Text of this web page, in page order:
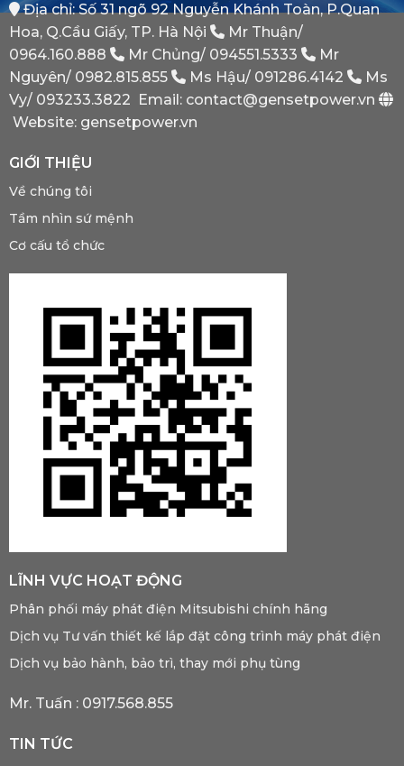
Phát
Dự
Phòng
Bắt
Phải
Có?
Địa chỉ: Số 31 ngõ 92 Nguyễn Khánh Toàn, P.Quan
Hoa, Q.Cầu Giấy, TP. Hà Nội
Mr Thuận/
0964.160.888
Mr Chủng/ 094551.5333
Mr
Nguyên/ 0982.815.855 Ms Hậu/ 091286.4142
Ms
Vy/ 093233.3822 Email: contact@gensetpower.vn
Website: gensetpower.vn
GIỚI THIỆU
Về chúng tôi
Tầm nhìn sứ mệnh
Cơ cấu tổ chức
LĨNH VỰC HOẠT ĐỘNG
Phân phối máy phát điện Mitsubishi chính hãng
Dịch vụ Tư vấn thiết kế lắp đặt công trình máy phát điện
Dịch vụ bảo hành, bảo trì, thay mới phụ tùng
Mr. Tuấn : 0917.568.855
TIN TỨC